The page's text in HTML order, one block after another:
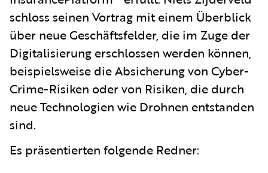
schloss seinen Vortrag mit einem Überblick
über neue Geschäftsfelder, die im Zuge der
Digitalisierung erschlossen werden können,
beispielsweise die Absicherung von Cyber-
Crime-Risiken oder von Risiken, die durch
neue Technologien wie Drohnen entstanden
sind.
Es präsentierten folgende Redner: